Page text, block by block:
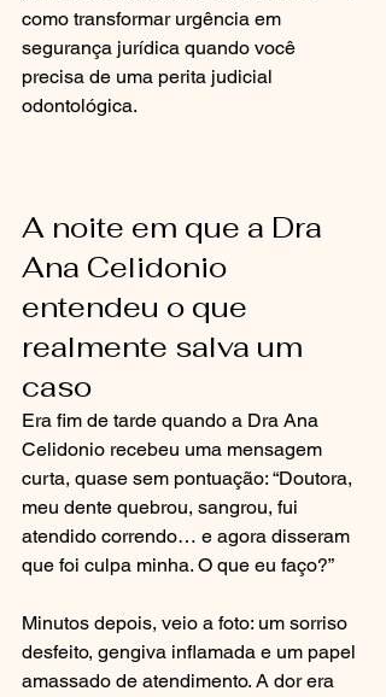
como transformar urgência em
segurança jurídica quando você
precisa de uma perita judicial
odontológica.
A noite em que a Dra
Ana Celidonio
entendeu o que
realmente salva um
caso
Era fim de tarde quando a Dra Ana
Celidonio recebeu uma mensagem
curta, quase sem pontuação: “Doutora,
meu dente quebrou, sangrou, fui
atendido correndo… e agora disseram
que foi culpa minha. O que eu faço?”
Minutos depois, veio a foto: um sorriso
desfeito, gengiva inflamada e um papel
amassado de atendimento. A dor era